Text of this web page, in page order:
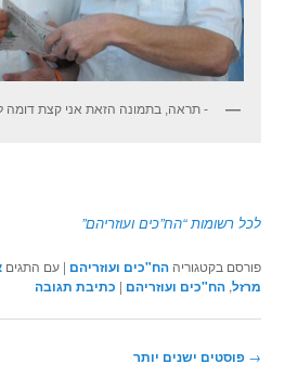
- תראה, בתמונה הזאת אני קצת
לכל רשומות “הח”כים ועוזריהם”
פורסם בקטגוריה הח"כים ועוזריהם |עם התגים
מרזל,הח"כים ועוזריהם | כתיבת תגובה
ניווט
→ פוסטים ישנים יותר